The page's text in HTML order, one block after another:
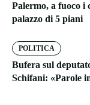
Palermo, a fuoco i
palazzo di 5 piani
POLITICA
Bufera sul
Schifani: «Parole